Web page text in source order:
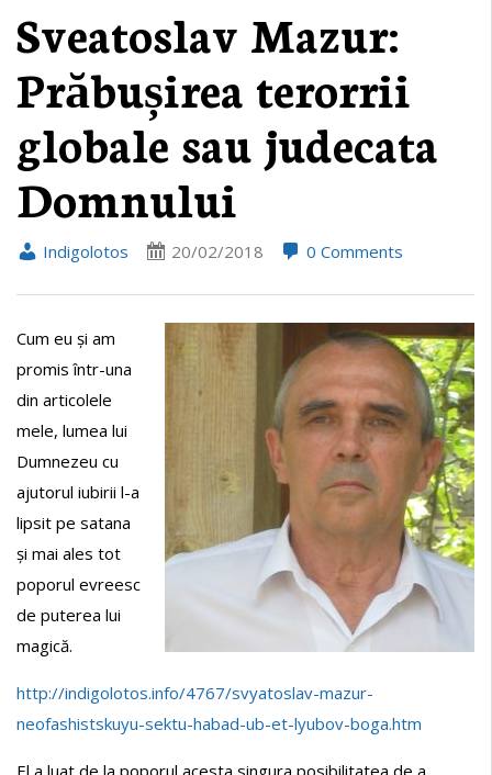
Sveatoslav Mazur:
Prăbușirea terorrii
globale sau judecata
Domnului
Indigolotos 20/02/2018 0 Comments
Cum eu și am
promis într-una
din articolele
mele, lumea lui
Dumnezeu cu
ajutorul iubirii l-a
lipsit pe satana
și mai ales tot
poporul evreesc
de puterea lui
magică.
http://indigolotos.info/4767/svyatoslav-mazur-
neofashistskuyu-sektu-habad-ub-et-lyubov-boga.htm